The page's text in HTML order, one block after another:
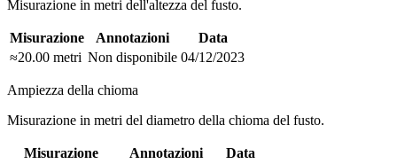
Misurazione in metri dell'altezza del fusto.
Misurazione Annotazioni
Data
≈20.00 metri Non disponibile 04/12/2023
Ampiezza della chioma
Misurazione in metri del diametro della chioma del fusto.
Misurazione Annotazioni
Data